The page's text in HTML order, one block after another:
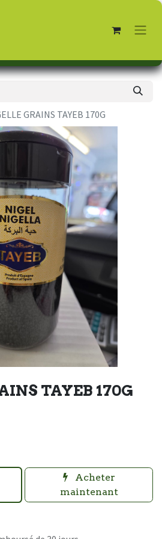
GRAINS TAYEB 170G
TAYEB 170G
Acheter
maintenant